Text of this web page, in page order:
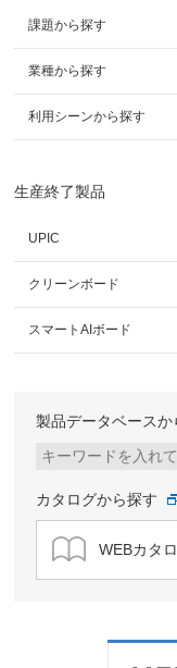
課題から探す
業種から探す
利用シーンから探す
生産終了製品
UPIC
クリーンボード
スマートAIボード
製品データベースか
カタログから探す
WEBカタ